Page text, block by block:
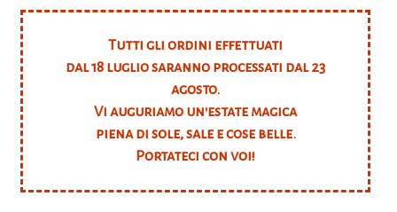
Tutti gli ordini effettuati
dal 18 luglio saranno processati dal 23
agosto.
Vi auguriamo un'estate magica
piena di sole, sale e cose belle.
Portateci con voi!